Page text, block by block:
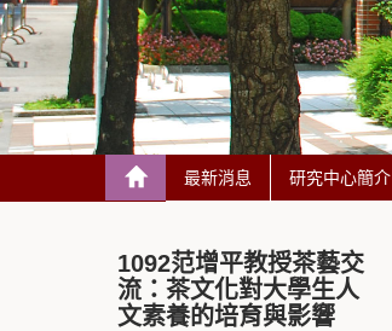
最新消息 研究中心簡介
1092范增平教授茶藝交
流：茶文化對大學生人
文素養的培育與影響